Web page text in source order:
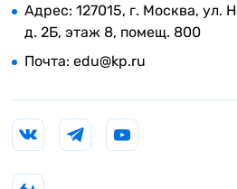
Адрес: 127015, г. Москва, ул.
д. 2Б, этаж 8, помещ. 800
Почта: edu@kp.ru